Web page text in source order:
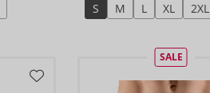
S M L XL 2XL
SALE